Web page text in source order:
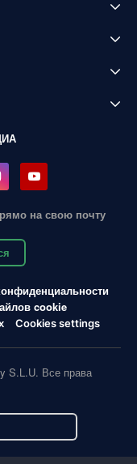
на свою почту
cookie
Cookies settings
S.L.U. Все права